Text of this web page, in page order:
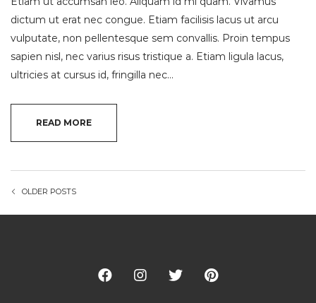
dictum ut erat nec congue. Etiam facilisis lacus ut arcu
vulputate, non pellentesque sem convallis. Proin tempus
sapien nisl, nec varius risus tristique a. Etiam ligula lacus,
ultricies at cursus id, fringilla nec…
READ MORE
OLDER POSTS